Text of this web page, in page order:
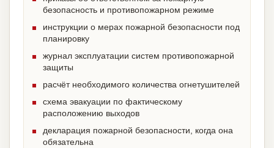
безопасность и противопожарном режиме
инструкции о мерах пожарной безопасности под
планировку
журнал эксплуатации систем противопожарной
защиты
расчёт необходимого количества огнетушителей
схема эвакуации по фактическому
расположению выходов
декларация пожарной безопасности, когда она
обязательна